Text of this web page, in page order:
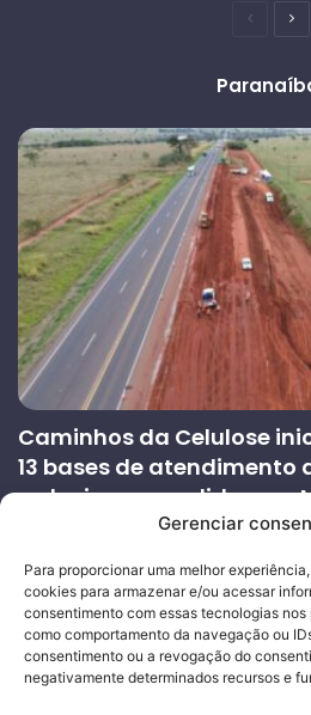
Gerenciar
Para proporcionar uma melhor
cookies para armazenar e/ou acessar
consentimento com essas tecnologias
como comportamento da navegação ou
consentimento ou a revogação do
negativamente determinados recursos e
Página
Caminhos da Celulose
13 bases de atendimento
rodovias concedidas em
Página
anterior
Ouro Empresas-